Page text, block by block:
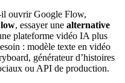
il ouvrir Google Flow,
, essayer une alternative
plateforme vidéo IA plus
: modèle texte en vidéo
générateur d’histoires
ou API de production.